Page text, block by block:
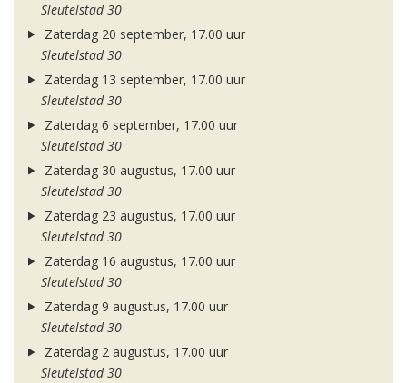
Sleutelstad 30
Zaterdag 20 september, 17.00 uur
Sleutelstad 30
Zaterdag 13 september, 17.00 uur
Sleutelstad 30
Zaterdag 6 september, 17.00 uur
Sleutelstad 30
Zaterdag 30 augustus, 17.00 uur
Sleutelstad 30
Zaterdag 23 augustus, 17.00 uur
Sleutelstad 30
Zaterdag 16 augustus, 17.00 uur
Sleutelstad 30
Zaterdag 9 augustus, 17.00 uur
Sleutelstad 30
Zaterdag 2 augustus, 17.00 uur
Sleutelstad 30